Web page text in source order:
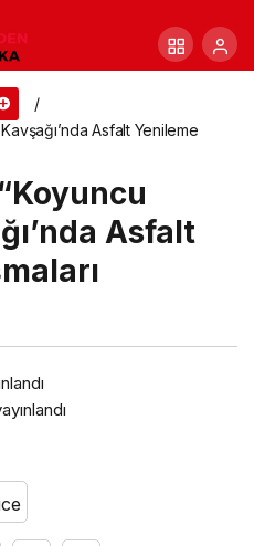
Asfalt Yenileme
Asfalt
Kalmıyor:
Çözüm